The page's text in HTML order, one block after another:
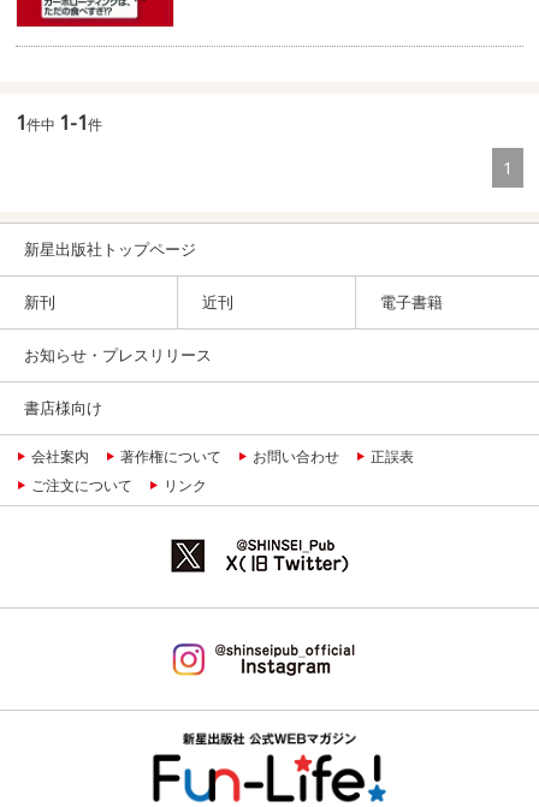
1件中 1-1件
1
新星出版社トップページ
新刊 近刊 電子書籍
お知らせ・プレスリリース
書店様向け
会社案内 著作権について お問い合わせ
正誤表
ご注文について
リンク